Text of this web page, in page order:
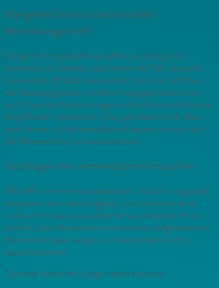
Wie gehen Sie mit vorwurfsvollen
Bemerkungen um?
Einige Führungskräfte schaffen es, ruhig und
besonnen zu bleiben, auch wenn der Ton rau wird.
Sie werden oft dafür bewundert, dass sie nicht aus
der Fassung geraten. Andere hingegen lassen sich
leicht aus der Ruhe bringen und nehmen Kritik oder
Angriffe sehr persönlich. Die gute Nachricht: Man
kann lernen, Kritik abprallen zu lassen und sich auf
das Wesentliche zu konzentrieren.
Nachfragen bei vermeintlichen Vorwürfen
Oft trifft uns Kritik unvorbereitet. Als Führungskraft
jonglieren Sie viele Aufgaben, und manchmal ist
nicht sofort klar, worauf der Vorwurf abzielt. Hinzu
kommt, dass Menschen in emotional aufgeladenen
Momenten dazu neigen, zu übertreiben und zu
pauschalisieren.
Typische Vorwürfe klingen dann etwa so: